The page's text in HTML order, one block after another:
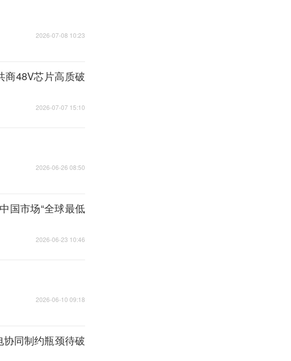
2026-07-08 10:23
商48V芯片高质破
2026-07-07 15:10
2026-06-26 08:50
国市场“全球最低
2026-06-23 10:46
2026-06-10 09:18
协同制约瓶颈待破